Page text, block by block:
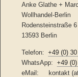
Anke Glathe +
Wollhandel-Berlin
Rodensteinstraße 6
13593 Berlin
Telefon: +49 (0)
WhatsApp: +49
eMail: kontakt (at)